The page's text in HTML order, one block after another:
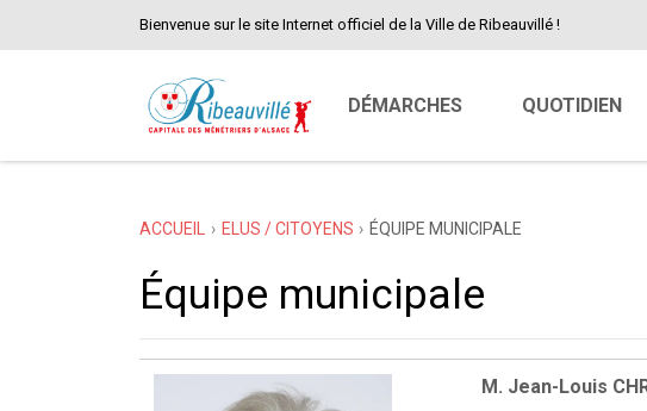
Bienvenue sur le site Internet officiel de la Ville de Ribeauvillé !
DÉMARCHES QUOTIDIEN
ACCUEIL ELUS / CITOYENS ÉQUIPE MUNICIPALE
Équipe municipale
M. Jean-Louis